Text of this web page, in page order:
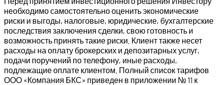
необходимо самостоятельно оценить экономические
риски и выгоды, налоговые, юридические, бухгалтерские
последствия заключения сделки, свою готовность и
возможность принять такие риски. Клиент также несет
расходы на оплату брокерских и депозитарных услуг,
подачи поручений по телефону, иные расходы,
подлежащие оплате клиентом. Полный список тарифов
ООО «Компания БКС» приведен в приложении № 11 к